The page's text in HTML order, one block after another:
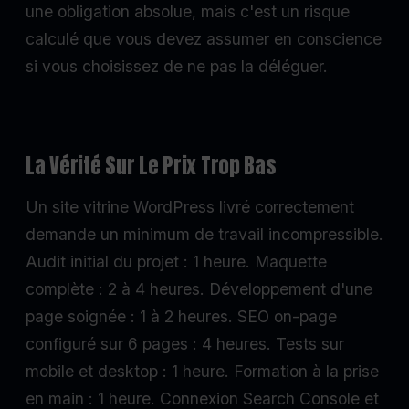
une obligation absolue, mais c'est un risque
calculé que vous devez assumer en conscience
si vous choisissez de ne pas la déléguer.
La Vérité Sur Le Prix Trop Bas
Un site vitrine WordPress livré correctement
demande un minimum de travail incompressible.
Audit initial du projet : 1 heure. Maquette
complète : 2 à 4 heures. Développement d'une
page soignée : 1 à 2 heures. SEO on-page
configuré sur 6 pages : 4 heures. Tests sur
mobile et desktop : 1 heure. Formation à la prise
en main : 1 heure. Connexion Search Console et